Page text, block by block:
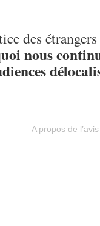
des
nous
A propos de